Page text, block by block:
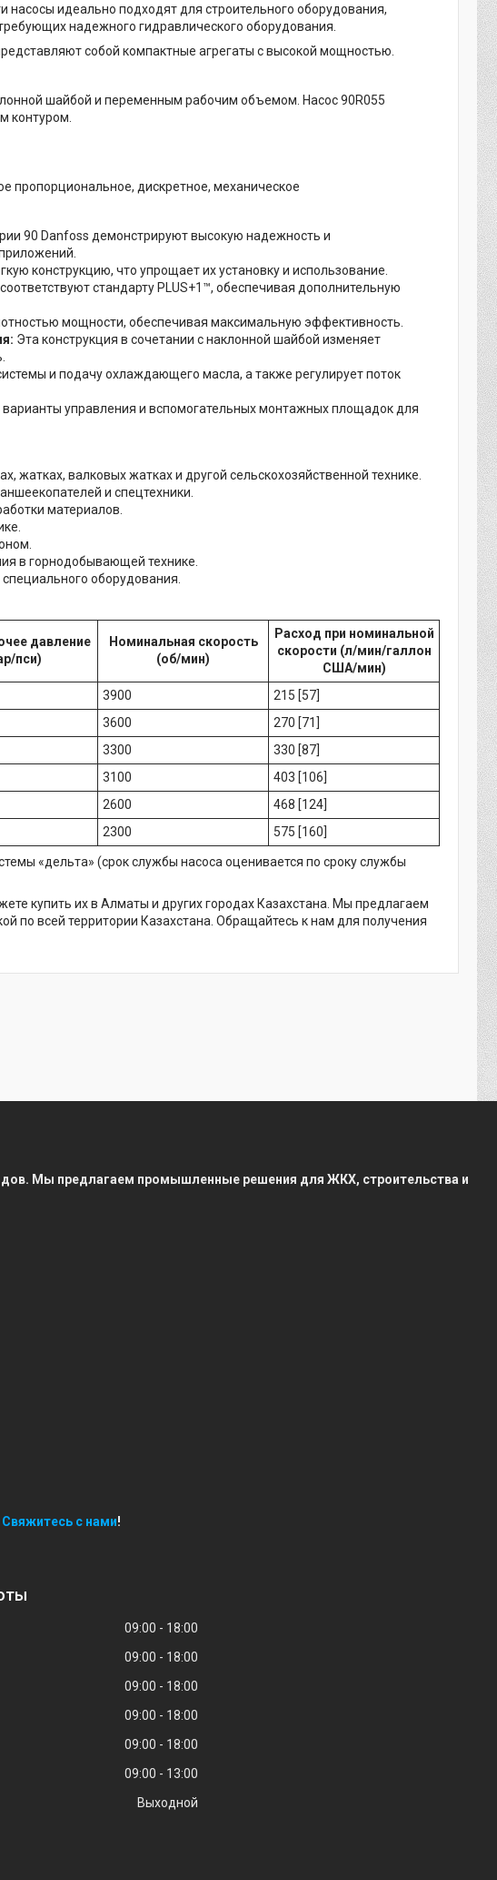
идеально подходят для строительного оборудования,
надежного гидравлического оборудования.
собой компактные агрегаты с высокой мощностью.
шайбой и переменным рабочим объемом. Насос 90R055
контуром.
пропорциональное, дискретное, механическое
90 Danfoss демонстрируют высокую надежность и
конструкцию, что упрощает их установку и использование.
стандарту PLUS+1™, обеспечивая дополнительную
мощности, обеспечивая максимальную эффективность.
Эта конструкция в сочетании с наклонной шайбой изменяет
и подачу охлаждающего масла, а также регулирует поток
управления и вспомогательных монтажных площадок для
жатках, валковых жатках и другой сельскохозяйственной технике.
и спецтехники.
материалов.
в горнодобывающей технике.
оборудования.
давление
пси)
Номинальная скорость
(об/мин)
Расход при номинальной
скорости (л/мин/галлон
США/мин)
3900
215 [57]
3600
270 [71]
3300
330 [87]
3100
403 [106]
2600
468 [124]
2300 575 [160]
«дельта» (срок службы насоса оценивается по сроку службы
купить их в Алматы и других городах Казахстана. Мы предлагаем
по всей территории Казахстана. Обращайтесь к нам для получения
Мы предлагаем промышленные решения для ЖКХ, строительства и
Свяжитесь с нами!
09:00
18:00
09:00
18:00
09:00
18:00
09:00
18:00
09:00
18:00
09:00
13:00
Выходной